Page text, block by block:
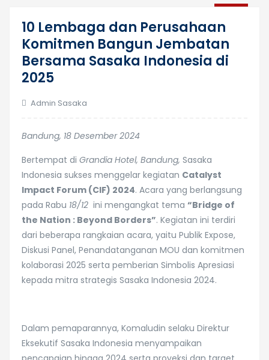
Des
10 Lembaga dan Perusahaan
Komitmen Bangun Jembatan
Bersama Sasaka Indonesia di
2025
Admin Sasaka
Bandung, 18 Desember 2024
Bertempat di Grandia Hotel, Bandung, Sasaka
Indonesia sukses menggelar kegiatan Catalyst
Impact Forum (CIF) 2024. Acara yang berlangsung
pada Rabu 18/12 ini mengangkat tema “Bridge of
the Nation : Beyond Borders”. Kegiatan ini terdiri
dari beberapa rangkaian acara, yaitu Publik Expose,
Diskusi Panel, Penandatanganan MOU dan komitmen
kolaborasi 2025 serta pemberian Simbolis Apresiasi
kepada mitra strategis Sasaka Indonesia 2024.
Dalam pemaparannya, Komaludin selaku Direktur
Eksekutif Sasaka Indonesia menyampaikan